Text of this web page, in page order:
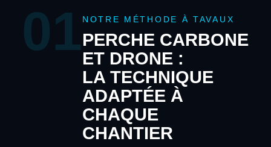
01 NOTRE MÉTHODE À TAVAUX
PERCHE CARBONE
ET DRONE :
LA TECHNIQUE
ADAPTÉE À
CHAQUE
CHANTIER